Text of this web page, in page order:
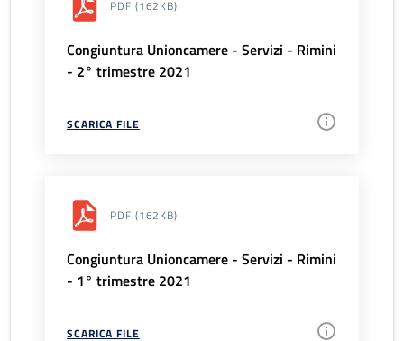
PDF (162KB)
Congiuntura Unioncamere - Servizi - Rimini
- 2° trimestre 2021
SCARICA FILE
PDF (162KB)
Congiuntura Unioncamere - Servizi - Rimini
- 1° trimestre 2021
SCARICA FILE